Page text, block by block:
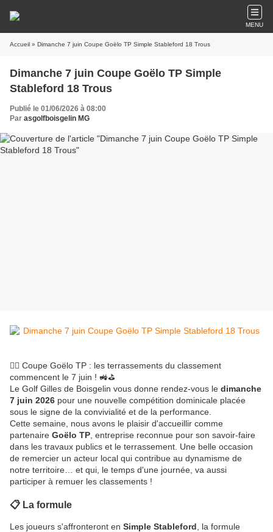
MENU
Accueil » Dimanche 7 juin Coupe Goëlo TP Simple Stableford 18 Trous
Dimanche 7 juin Coupe Goëlo TP Simple
Stableford 18 Trous
Publié le 01/06/2026 à 08:00
Par asgolfboisgelin MG
🏌️‍♂️ Coupe Goëlo TP : les terrassements du classement
commencent le 7 juin ! 🚜⛳
Le Golf Gilles de Boisgelin vous donne rendez-vous le dimanche
7 juin 2026 pour une nouvelle compétition dominicale placée
sous le signe de la convivialité et de la performance.
Cette semaine, nous avons le plaisir d'accueillir comme
partenaire Goëlo TP , entreprise reconnue pour son savoir-faire
dans les travaux publics et le terrassement. Une belle occasion
de remercier un acteur local qui contribue au dynamisme de
notre territoire… et qui, le temps d'une journée, va aussi
participer à remuer les classements !
📋 La formule
Les joueurs s'affronteront en Simple Stableford , la formule